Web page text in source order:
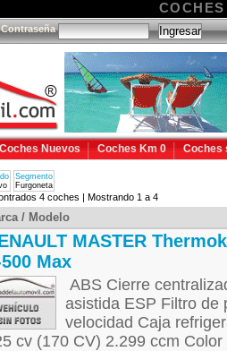
Contraseña
Coches Nuevos Coches Km 0 Coches
Segmento
Furgoneta
4 coches | Mostrando 1 a 4
/ Modelo
MASTER
Max
ABS Cierre
asistida ESP Filtro de
velocidad Caja
cv (170 CV) 2.299 ccm